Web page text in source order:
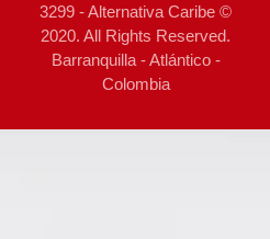
3299 - Alternativa Caribe ©
2020. All Rights Reserved.
Barranquilla - Atlántico -
Colombia